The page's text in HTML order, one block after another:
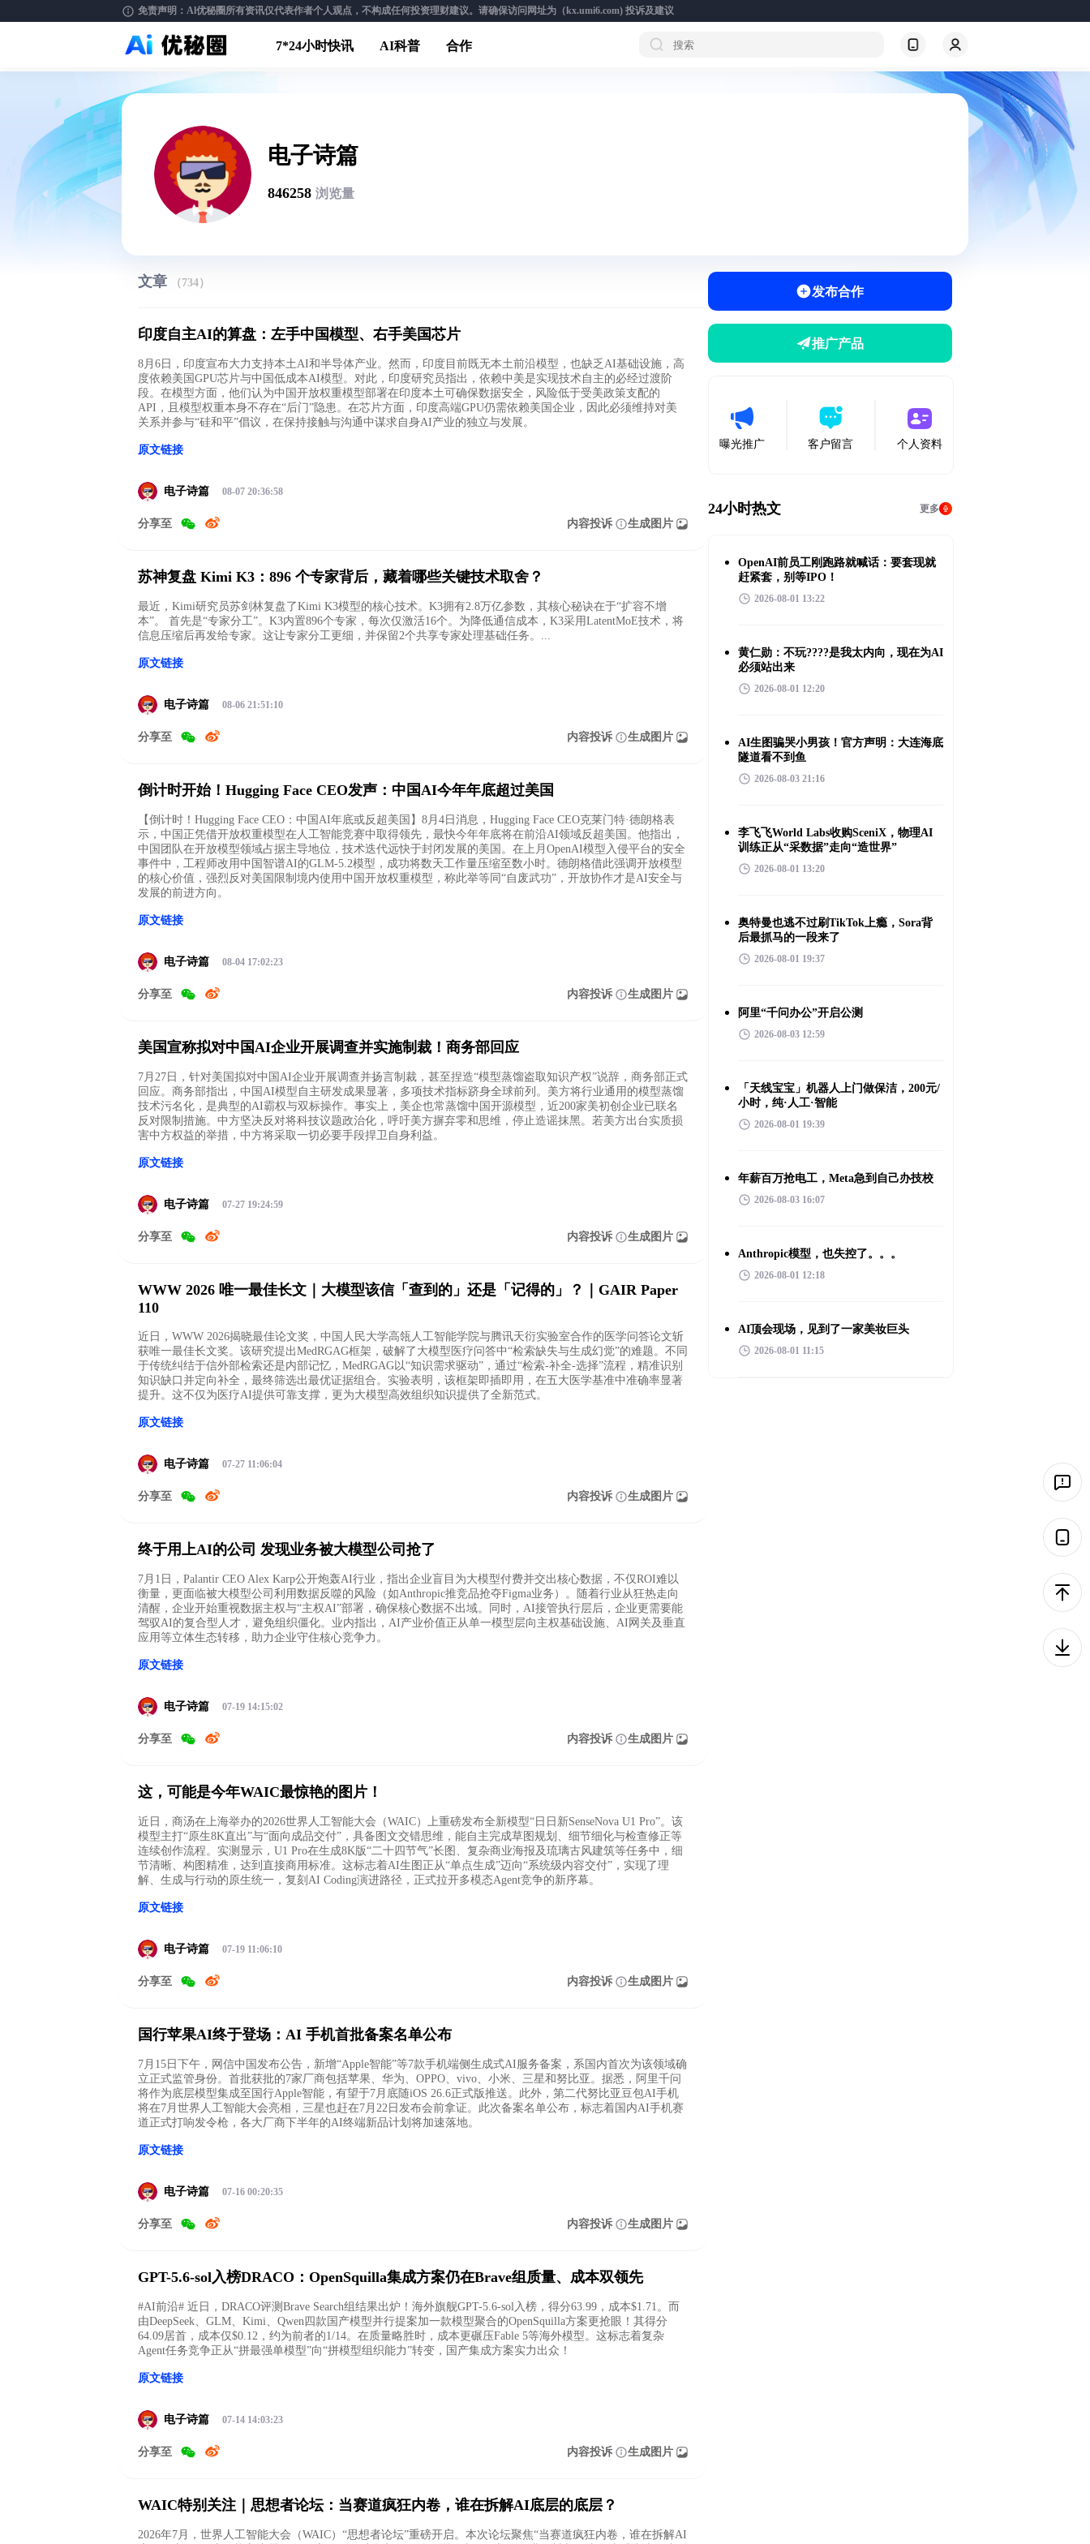
免责声明：Al优秘圈所有资讯仅代表作者个人观点，不构成任何投资理财建议。请确保访问网址为（kx.umi6.com) 投诉及建议
7*24小时快讯 AI科普 合作
电子诗篇
846258 浏览量
文章 （734）
印度自主AI的算盘：左手中国模型、右手美国芯片
8月6日，印度宣布大力支持本土AI和半导体产业。然而，印度目前既无本土前沿模型，也缺乏AI基础设施，高
度依赖美国GPU芯片与中国低成本AI模型。对此，印度研究员指出，依赖中美是实现技术自主的必经过渡阶
段。在模型方面，他们认为中国开放权重模型部署在印度本土可确保数据安全，风险低于受美政策支配的
API，且模型权重本身不存在“后门”隐患。在芯片方面，印度高端GPU仍需依赖美国企业，因此必须维持对美
关系并参与“硅和平”倡议，在保持接触与沟通中谋求自身AI产业的独立与发展。
原文链接
电子诗篇 08-07 20:36:58
分享至 内容投诉 生成图片
苏神复盘 Kimi K3：896 个专家背后，藏着哪些关键技术取舍？
最近，Kimi研究员苏剑林复盘了Kimi K3模型的核心技术。K3拥有2.8万亿参数，其核心秘诀在于“扩容不增
本”。 首先是“专家分工”。K3内置896个专家，每次仅激活16个。为降低通信成本，K3采用LatentMoE技术，将
信息压缩后再发给专家。这让专家分工更细，并保留2个共享专家处理基础任务。...
原文链接
电子诗篇 08-06 21:51:10
分享至 内容投诉 生成图片
倒计时开始！Hugging Face CEO发声：中国AI今年年底超过美国
【倒计时！Hugging Face CEO：中国AI年底或反超美国】8月4日消息，Hugging Face CEO克莱门特·德朗格表
示，中国正凭借开放权重模型在人工智能竞赛中取得领先，最快今年年底将在前沿AI领域反超美国。他指出，
中国团队在开放模型领域占据主导地位，技术迭代远快于封闭发展的美国。在上月OpenAI模型入侵平台的安全
事件中，工程师改用中国智谱AI的GLM-5.2模型，成功将数天工作量压缩至数小时。德朗格借此强调开放模型
的核心价值，强烈反对美国限制境内使用中国开放权重模型，称此举等同“自废武功”，开放协作才是AI安全与
发展的前进方向。
原文链接
电子诗篇 08-04 17:02:23
分享至 内容投诉 生成图片
美国宣称拟对中国AI企业开展调查并实施制裁！商务部回应
7月27日，针对美国拟对中国AI企业开展调查并扬言制裁，甚至捏造“模型蒸馏盗取知识产权”说辞，商务部正式
回应。商务部指出，中国AI模型自主研发成果显著，多项技术指标跻身全球前列。美方将行业通用的模型蒸馏
技术污名化，是典型的AI霸权与双标操作。事实上，美企也常蒸馏中国开源模型，近200家美初创企业已联名
反对限制措施。中方坚决反对将科技议题政治化，呼吁美方摒弃零和思维，停止造谣抹黑。若美方出台实质损
害中方权益的举措，中方将采取一切必要手段捍卫自身利益。
原文链接
电子诗篇 07-27 19:24:59
分享至 内容投诉 生成图片
WWW 2026 唯一最佳长文｜大模型该信「查到的」还是「记得的」？｜GAIR Paper
110
近日，WWW 2026揭晓最佳论文奖，中国人民大学高瓴人工智能学院与腾讯天衍实验室合作的医学问答论文斩
获唯一最佳长文奖。该研究提出MedRGAG框架，破解了大模型医疗问答中“检索缺失与生成幻觉”的难题。不同
于传统纠结于信外部检索还是内部记忆，MedRGAG以“知识需求驱动”，通过“检索-补全-选择”流程，精准识别
知识缺口并定向补全，最终筛选出最优证据组合。实验表明，该框架即插即用，在五大医学基准中准确率显著
提升。这不仅为医疗AI提供可靠支撑，更为大模型高效组织知识提供了全新范式。
原文链接
电子诗篇 07-27 11:06:04
分享至 内容投诉 生成图片
终于用上AI的公司 发现业务被大模型公司抢了
7月1日，Palantir CEO Alex Karp公开炮轰AI行业，指出企业盲目为大模型付费并交出核心数据，不仅ROI难以
衡量，更面临被大模型公司利用数据反噬的风险（如Anthropic推竞品抢夺Figma业务）。随着行业从狂热走向
清醒，企业开始重视数据主权与“主权AI”部署，确保核心数据不出域。同时，AI接管执行层后，企业更需要能
驾驭AI的复合型人才，避免组织僵化。业内指出，AI产业价值正从单一模型层向主权基础设施、AI网关及垂直
应用等立体生态转移，助力企业守住核心竞争力。
原文链接
电子诗篇 07-19 14:15:02
分享至 内容投诉 生成图片
这，可能是今年WAIC最惊艳的图片！
近日，商汤在上海举办的2026世界人工智能大会（WAIC）上重磅发布全新模型“日日新SenseNova U1 Pro”。该
模型主打“原生8K直出”与“面向成品交付”，具备图文交错思维，能自主完成草图规划、细节细化与检查修正等
连续创作流程。实测显示，U1 Pro在生成8K版“二十四节气”长图、复杂商业海报及琉璃古风建筑等任务中，细
节清晰、构图精准，达到直接商用标准。这标志着AI生图正从“单点生成”迈向“系统级内容交付”，实现了理
解、生成与行动的原生统一，复刻AI Coding演进路径，正式拉开多模态Agent竞争的新序幕。
原文链接
电子诗篇 07-19 11:06:10
分享至 内容投诉 生成图片
国行苹果AI终于登场：AI 手机首批备案名单公布
7月15日下午，网信中国发布公告，新增“Apple智能”等7款手机端侧生成式AI服务备案，系国内首次为该领域确
立正式监管身份。首批获批的7家厂商包括苹果、华为、OPPO、vivo、小米、三星和努比亚。据悉，阿里千问
将作为底层模型集成至国行Apple智能，有望于7月底随iOS 26.6正式版推送。此外，第二代努比亚豆包AI手机
将在7月世界人工智能大会亮相，三星也赶在7月22日发布会前拿证。此次备案名单公布，标志着国内AI手机赛
道正式打响发令枪，各大厂商下半年的AI终端新品计划将加速落地。
原文链接
电子诗篇 07-16 00:20:35
分享至 内容投诉 生成图片
GPT-5.6-sol入榜DRACO：OpenSquilla集成方案仍在Brave组质量、成本双领先
#AI前沿# 近日，DRACO评测Brave Search组结果出炉！海外旗舰GPT-5.6-sol入榜，得分63.99，成本$1.71。而
由DeepSeek、GLM、Kimi、Qwen四款国产模型并行提案加一款模型聚合的OpenSquilla方案更抢眼！其得分
64.09居首，成本仅$0.12，约为前者的1/14。在质量略胜时，成本更碾压Fable 5等海外模型。这标志着复杂
Agent任务竞争正从“拼最强单模型”向“拼模型组织能力”转变，国产集成方案实力出众！
原文链接
电子诗篇 07-14 14:03:23
分享至 内容投诉 生成图片
WAIC特别关注｜思想者论坛：当赛道疯狂内卷，谁在拆解AI底层的底层？
2026年7月，世界人工智能大会（WAIC）“思想者论坛”重磅开启。本次论坛聚焦“当赛道疯狂内卷，谁在拆解AI
发布合作
推广产品
曝光推广 客户留言 个人资料
24小时热文 更多
OpenAI前员工刚跑路就喊话：要套现就
赶紧套，别等IPO！
2026-08-01 13:22
黄仁勋：不玩????是我太内向，现在为AI
必须站出来
2026-08-01 12:20
AI生图骗哭小男孩！官方声明：大连海底
隧道看不到鱼
2026-08-03 21:16
李飞飞World Labs收购SceniX，物理AI
训练正从“采数据”走向“造世界”
2026-08-01 13:20
奥特曼也逃不过刷TikTok上瘾，Sora背
后最抓马的一段来了
2026-08-01 19:37
阿里“千问办公”开启公测
2026-08-03 12:59
「天线宝宝」机器人上门做保洁，200元/
小时，纯·人工·智能
2026-08-01 19:39
年薪百万抢电工，Meta急到自己办技校
2026-08-03 16:07
Anthropic模型，也失控了。。。
2026-08-01 12:18
AI顶会现场，见到了一家美妆巨头
2026-08-01 11:15